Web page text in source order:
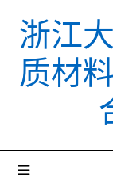
content
浙江
质材